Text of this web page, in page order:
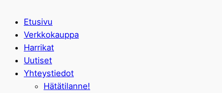
Etusivu
Verkkokauppa
Harrikat
Uutiset
Yhteystiedot
Hätätilanne!